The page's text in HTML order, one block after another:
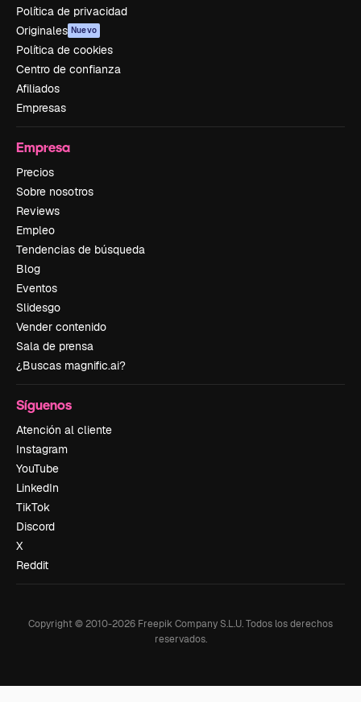
Política de privacidad
Originales Nuevo
Política de cookies
Centro de confianza
Afiliados
Empresas
Empresa
Precios
Sobre nosotros
Reviews
Empleo
Tendencias de búsqueda
Blog
Eventos
Slidesgo
Vender contenido
Sala de prensa
¿Buscas magnific.ai?
Síguenos
Atención al cliente
Instagram
YouTube
LinkedIn
TikTok
Discord
X
Reddit
Copyright © 2010-2026 Freepik Company S.L.U.Todos los derechos
reservados.